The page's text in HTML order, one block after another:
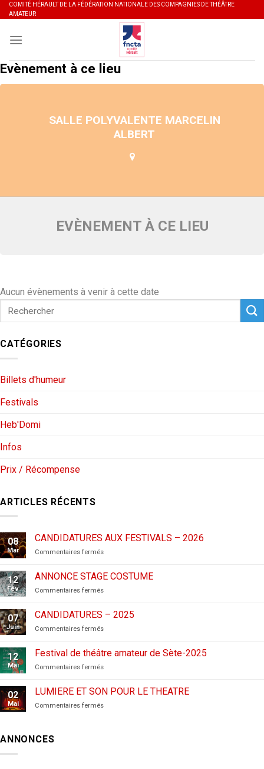
Skip
to
content
COMITÉ HÉRAULT DE LA FÉDÉRATION NATIONALE DES COMPAGNIES DE THÉÂTRE
AMATEUR
Evènement à ce lieu
SALLE POLYVALENTE MARCELIN
ALBERT
EVÈNEMENT À CE LIEU
Aucun évènements à venir à cette date
CATÉGORIES
Billets d'humeur
Festivals
Heb'Domi
Infos
Prix / Récompense
ARTICLES RÉCENTS
08
Mar
CANDIDATURES AUX FESTIVALS – 2026
Commentaires ferméssur
AUX
FESTIVALS
–
12
Fév
ANNONCE STAGE COSTUME
Commentaires ferméssur
STAGE
COSTUME
07
Juin
CANDIDATURES – 2025
Commentaires ferméssur
2025
12
Mai
Festival de théâtre amateur de Sète-2025
Commentaires ferméssur
de
théâtre
amateur
02
Mai
LUMIERE ET SON POUR LE THEATRE
Commentaires ferméssur
ANNONCES